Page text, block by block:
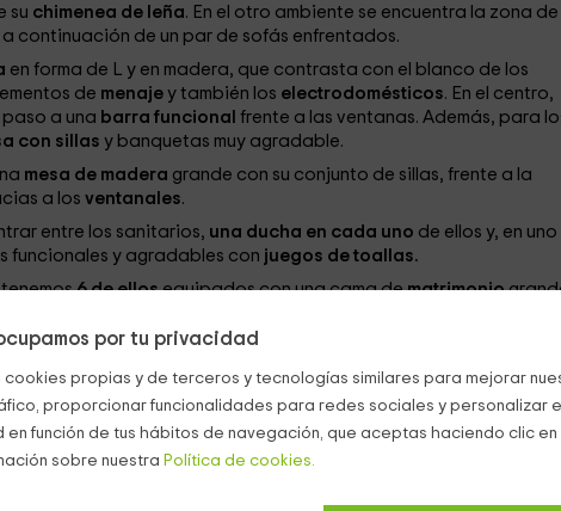
por tu privacidad
cookies propias y de terceros y tecnologías similares para mejorar
proporcionar funcionalidades para redes sociales y personalizar
en función de tus hábitos de navegación, que aceptas haciendo clic
sobre nuestra Política de cookies.
su chimenea de leña. En el otro ambiente se encuentra la zona de
continuación de un par de sofás enfrentados.
en forma de L y en madera, que contrasta con el blanco de los
de menaje y también los electrodomésticos. En el centro,
a una barra funcional frente a las ventanas. Además, para
con sillas y banquetas muy agradable.
mesa de madera grande con su conjunto de sillas, frente a la
a los ventanales.
entre los sanitarios, una ducha en cada uno de ellos y, en
funcionales y agradables con juegos de toallas.
6 de ellosequipados con una cama dematrimonio
o grandesventanales
la que haybillar, futbolín, diana, pingpong y un bar interior
verdadera delicia.
perder la forma.